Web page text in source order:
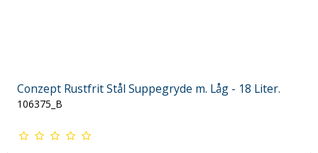
Conzept Rustfrit Stål Suppegryde m. Låg - 18 Liter.
106375_B